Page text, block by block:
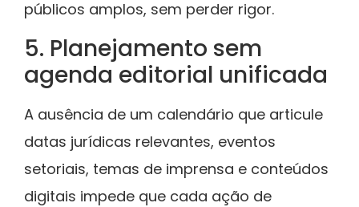
públicos amplos, sem perder rigor.
5. Planejamento sem
agenda editorial unificada
A ausência de um calendário que articule
datas jurídicas relevantes, eventos
setoriais, temas de imprensa e conteúdos
digitais impede que cada ação de